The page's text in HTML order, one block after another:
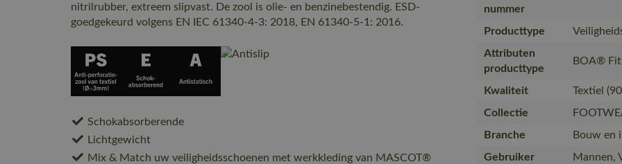
nitrilrubber, extreem slipvast. De zool is olie- en benzinebestendig. ESD-
goedgekeurd volgens EN IEC 61340-4-3: 2018, EN 61340-5-1: 2016.
Schokabsorberende
Lichtgewicht
Mix & Match uw veiligheidsschoenen met werkkleding van MASCOT®
nummer
Producttype
Attributen
producttype
BOA® Fit
Kwaliteit
Textiel
Collectie
Branche
Bouw en
Gebruiker
Mannen,